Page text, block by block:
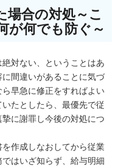
場合の対処～こ
が何でも防ぐ～
対ない、ということはあ
間違いがあることに気づ
早急に修正をすればよい
たとしたら、最優先で従
に謝罪し今後の対処につ
作成しなおしてから従業
はいざ知らず、給与明細